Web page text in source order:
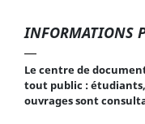
INFORMATIONS
Le centre de
tout public :
ouvrages sont